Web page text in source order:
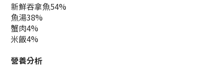
新鮮吞拿魚54%
魚湯38%
蟹肉4%
米飯4%
營養分析